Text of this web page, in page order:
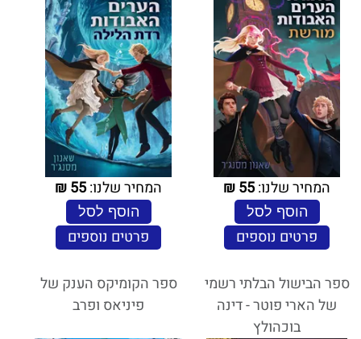
המחיר שלנו:55
₪
הוסף לסל
פרטים נוספים
המחיר שלנו:55
₪
הוסף לסל
פרטים נוספים
ספר הבישול הבלתי רשמי
של הארי פוטר - דינה
בוכהולץ
ספר הקומיקס הענק של
פיניאס ופרב